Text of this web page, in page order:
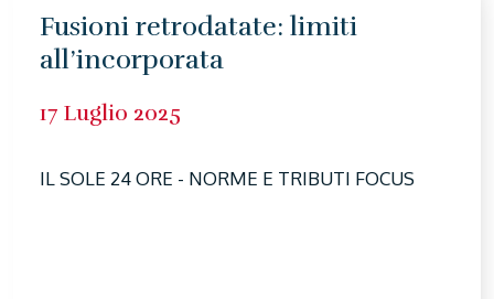
Fusioni retrodatate: limiti
all’incorporata
17 Luglio 2025
IL SOLE 24 ORE - NORME E TRIBUTI FOCUS